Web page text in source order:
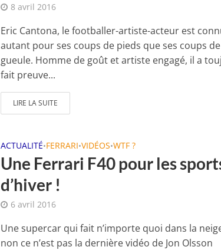
8 avril 2016
Eric Cantona, le footballer-artiste-acteur est
autant pour ses coups de pieds que ses coups de
gueule. Homme de goût et artiste engagé, il a
fait preuve...
LIRE LA SUITE
ACTUALITÉ•FERRARI•VIDÉOS•WTF ?
Une Ferrari F40 pour les
d’hiver !
6 avril 2016
Une supercar qui fait n’importe quoi dans la
non ce n’est pas la dernière vidéo de Jon Olsson